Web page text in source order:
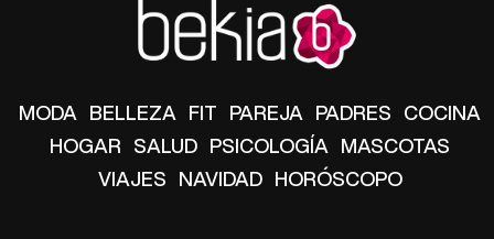
MODA BELLEZA FIT PAREJA PADRES COCINA
HOGAR SALUD PSICOLOGÍA MASCOTAS
VIAJES NAVIDAD HORÓSCOPO